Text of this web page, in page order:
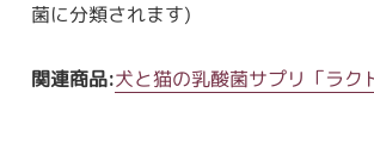
菌に分類されます)
関連商品:犬と猫の乳酸菌サプリ「ラク